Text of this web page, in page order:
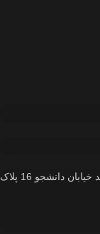
آدرس دفتر : خراسان رضوی مشهد خیابان دانشجو 16 پلاک